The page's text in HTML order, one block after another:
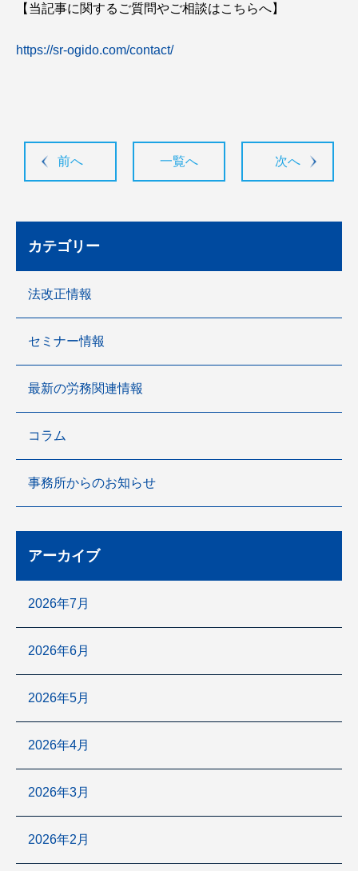
【当記事に関するご質問やご相談はこちらへ】
https://sr-ogido.com/contact/
前へ 一覧へ 次へ
カテゴリー
法改正情報
セミナー情報
最新の労務関連情報
コラム
事務所からのお知らせ
アーカイブ
2026年7月
2026年6月
2026年5月
2026年4月
2026年3月
2026年2月